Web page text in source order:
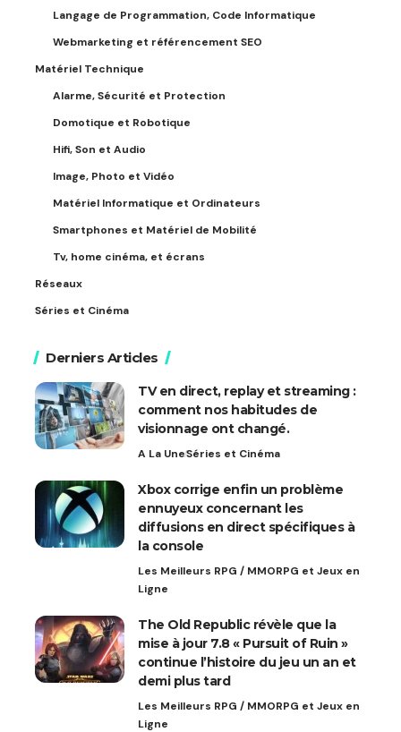
Langage de Programmation, Code Informatique
Webmarketing et référencement SEO
Matériel Technique
Alarme, Sécurité et Protection
Domotique et Robotique
Hifi, Son et Audio
Image, Photo et Vidéo
Matériel Informatique et Ordinateurs
Smartphones et Matériel de Mobilité
Tv, home cinéma, et écrans
Réseaux
Séries et Cinéma
Derniers Articles
TV en direct, replay et streaming :
comment nos habitudes de
visionnage ont changé.
A La UneSéries et Cinéma
Xbox corrige enfin un problème
ennuyeux concernant les
diffusions en direct spécifiques à
la console
Les Meilleurs RPG / MMORPG et Jeux en
Ligne
The Old Republic révèle que la
mise à jour 7.8 « Pursuit of Ruin »
continue l’histoire du jeu un an et
demi plus tard
Les Meilleurs RPG / MMORPG et Jeux en
Ligne